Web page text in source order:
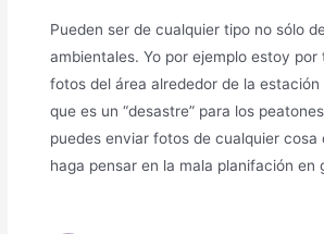
Pueden ser de cualquier tipo no sólo
ambientales. Yo por ejemplo estoy por
fotos del área alrededor de la estación
que es un “desastre” para los
puedes enviar fotos de cualquier cosa
haga pensar en la mala planifación en